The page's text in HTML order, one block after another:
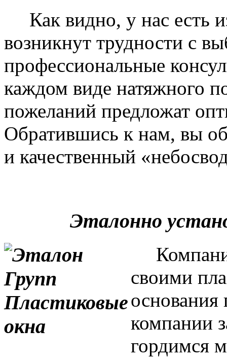
Как видно, у нас есть
возникнут трудности с
профессиональные
каждом виде натяжного
пожеланий предложат
Обратившись к нам, вы
и качественный
Эталонно
своими
основания
компании
гордимся